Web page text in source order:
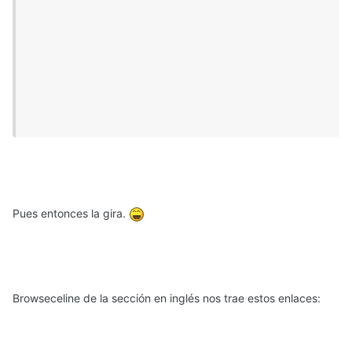
Pues entonces la gira.
Browseceline de la sección en inglés nos trae estos enlaces: